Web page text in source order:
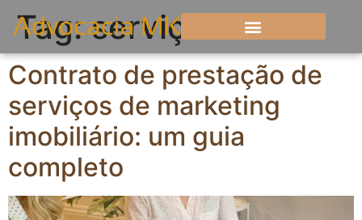
Tag:serviços
Contrato de prestação de
serviços de marketing
imobiliário: um guia
completo